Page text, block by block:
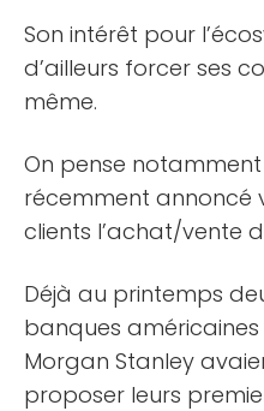
Son intérêt pour
d’ailleurs forcer ses
même.
On pense
récemment annoncé
clients l’achat/vente
Déjà au printemps
banques
Morgan Stanley
proposer leurs